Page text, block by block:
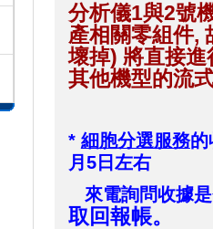
分析儀1與2號
產相關零組件,
壞掉) 將直接
其他機型的流
* 細胞分選服務的
月5日左右
來電詢問收據
取回報帳。